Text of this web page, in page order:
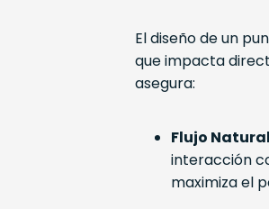
El diseño de un
que impacta
asegura:
Flujo
interacción
maximiza el